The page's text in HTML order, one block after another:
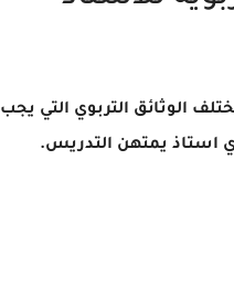
الوثائق التربوي التي يجب
استاذ يمتهن التدريس.